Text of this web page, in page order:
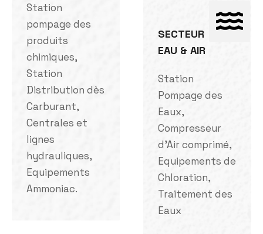
Station
pompage des
produits
chimiques,
Station
Distribution dès
Carburant,
Centrales et
lignes
hydrauliques,
Equipements
Ammoniac.
SECTEUR
EAU & AIR
Station
Pompage des
Eaux,
Compresseur
d'Air comprimé,
Equipements de
Chloration,
Traitement des
Eaux